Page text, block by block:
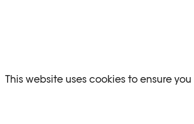
This website uses cookies to ensure